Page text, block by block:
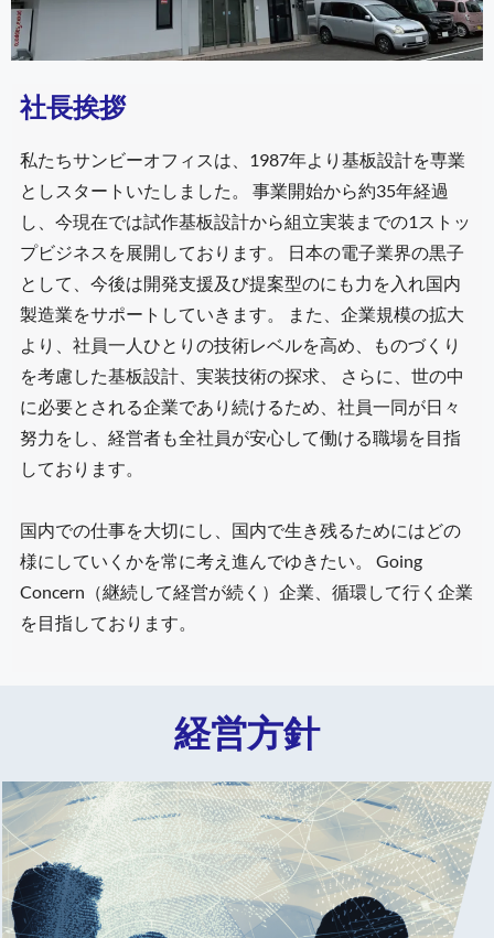
社長挨拶
私たちサンビーオフィスは、1987年より基板設計を専業
としスタートいたしました。 事業開始から約35年経過
し、今現在では試作基板設計から組立実装までの1ストッ
プビジネスを展開しております。 日本の電子業界の黒子
として、今後は開発支援及び提案型のにも力を入れ国内
製造業をサポートしていきます。 また、企業規模の拡大
より、社員一人ひとりの技術レベルを高め、ものづくり
を考慮した基板設計、実装技術の探求、 さらに、世の中
に必要とされる企業であり続けるため、社員一同が日々
努力をし、経営者も全社員が安心して働ける職場を目指
しております。
国内での仕事を大切にし、国内で生き残るためにはどの
様にしていくかを常に考え進んでゆきたい。 Going
Concern（継続して経営が続く）企業、循環して行く企業
を目指しております。
経営方針